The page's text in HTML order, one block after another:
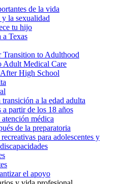
de la vida
la sexualidad
tu hijo
a Texas
Transition to Adulthood
Adult Medical Care
High School
a la edad adulta
partir de los 18 años
médica
de la preparatoria
para adolescentes y
el apoyo